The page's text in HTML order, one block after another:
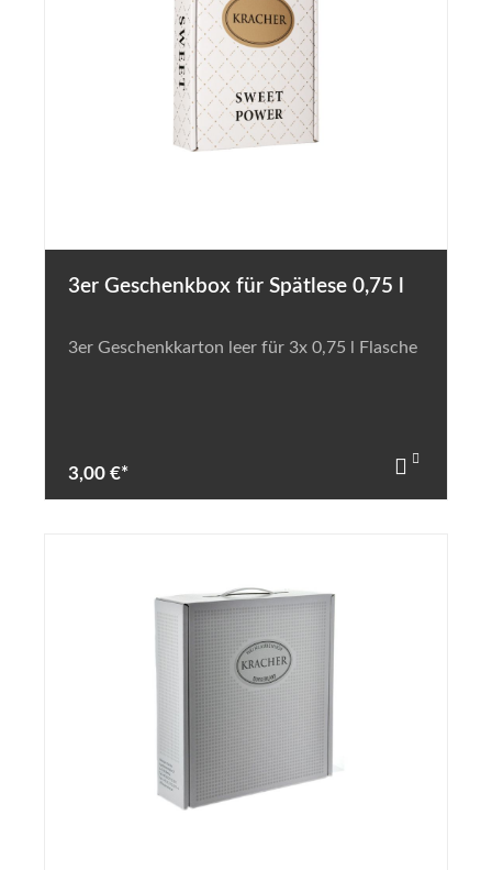
3er Geschenkbox für Spätlese 0,75 l
3er Geschenkkarton leer für 3x 0,75 l Flasche
3,00 €*